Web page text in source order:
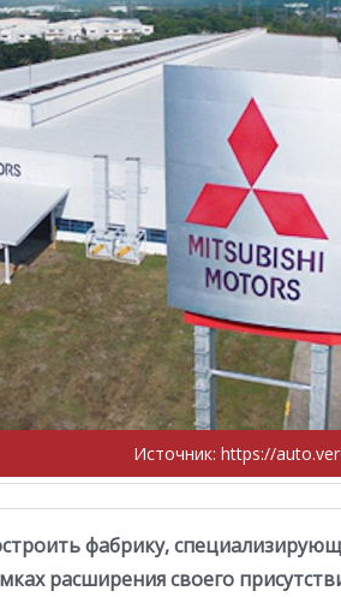
Источник: https://
фабрику,
расширения своего